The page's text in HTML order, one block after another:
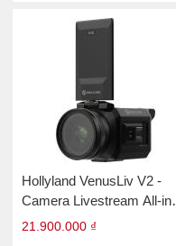
Hollyland VenusLiv V2 -
Camera Livestream All-in-
One
21.900.000 ₫